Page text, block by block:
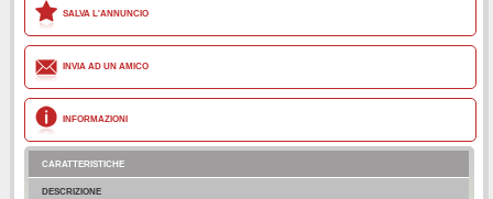
SALVA L'ANNUNCIO
INVIA AD UN AMICO
INFORMAZIONI
CARATTERISTICHE
DESCRIZIONE